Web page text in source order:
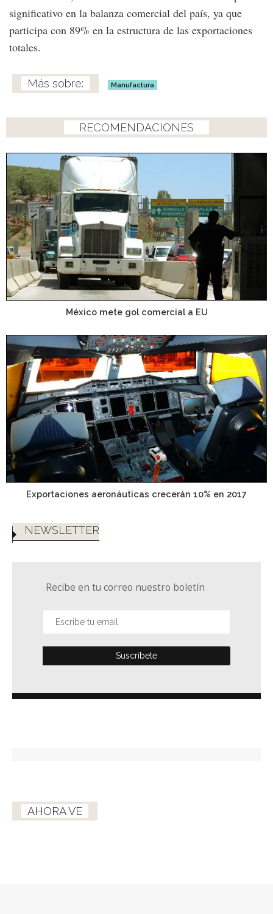
significativo en la balanza comercial del país, ya que
participa con 89% en la estructura de las exportaciones
totales.
Manufactura
RECOMENDACIONES
México mete gol comercial a EU
Exportaciones aeronáuticas crecerán 10% en 2017
NEWSLETTER
Recibe en tu correo nuestro boletín
AHORA VE